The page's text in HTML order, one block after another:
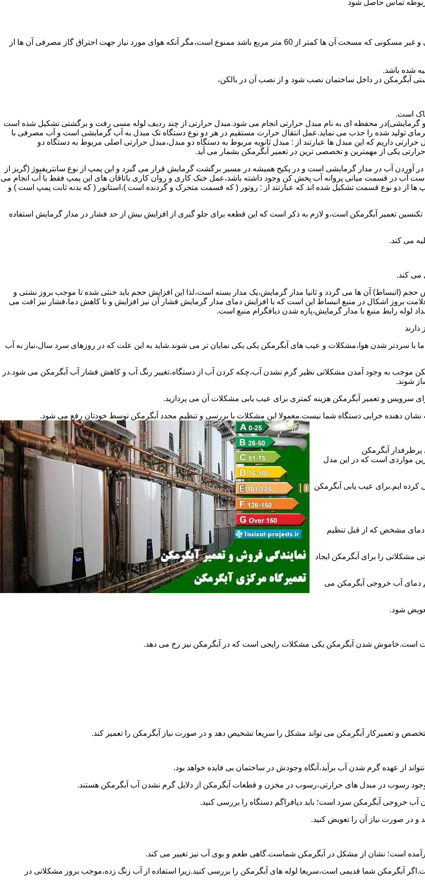
تماس حاصل شود
نصب وسایل گاز سوز پر مصرف مانند آبگرمکن در واحدهای مسکونی و غیر مسکونی که مسحت آن ها کمتر از 60 متر مربع باشد ممنوع است،مگر آنکه هوای مورد نیاز جهت احتراق گاز مصرفی آن ها از
آبگرمکن در داخل ساختمان نصب شود و از نصب آن در بالکن،
است.
محفظه ای به نام مبدل حرارتی انجام می شود.مبدل حرارتی از چند ردیف لوله مسی رفت و برگشتی تشکیل شده است
تولید شده را جذب می نماید.عمل انتقال حرارت مستقیم در هر دو نوع دستگاه تک مبدل به آب گرمایشی است و آب مصرفی با
داریم که این مبدل ها عبارتند از : مبدل ثانویه مربوط به دستگاه دو مبدل،مبدل حرارتی اصلی مربوط به دستگاه دو
یکی از مهمترین و تخصصی ترین در تعمیر آبگرمکن بشمار می آید.
آوردن آب در مدار گرمایشی است و در پکیج همیشه در مسیر برگشت گرمایش قرار می گیرد و این پمپ از نوع سانتریفیوژ (گریز از
نوع پمپ لازم است آب در قسمت میانی پروانه آب پخش کن وجود داشته باشد،عمل خنک کاری و روان کاری یاتاقان های این پمپ فقط با آب انجام می
ها از دو نوع قسمت تشکیل شده اند که عبارتند از : روتور ( که قسمت متحرک و گردنده است )،استاتور ( که بدنه ثابت پمپ است ) و
تکنسین تعمیر آبگرمکن است،و لازم به ذکر است که این قطعه برای جلو گیری از افزایش بیش از حد فشار در مدار گرمایش استفاده
می کند.
حجم (اتبساط) آن ها می گردد و ثانیا مدار گرمایش،یک مدار بسته است،لذا این افزایش حجم باید خنثی شده تا موجب بروز نشتی و
بروز اشکال در منبع انبساط این است که با افزایش دمای مدار گرمایش فشار آن نیز افزایش و با کاهش دما،فشار نیز افت می
لوله رابط منبع با مدار گرمایش،پاره شدن دیافگرام منبع است.
با سردتر شدن هوا،مشکلات و عیب های آبگرمکن یکی یکی نمایان تر می شوند.شاید به این علت که در روزهای سرد سال،نیاز به آب
موجب به وجود آمدن مشکلاتی نظیر گرم نشدن آب،چکه کردن آب از دستگاه،تغییر رنگ آب و کاهش فشار آب آبگرمکن می شود.در
شوند.
سرویس و تعمیر آبگرمکن هزینه کمتری برای عیب یابی مشکلات آن می پردازید.
دهنده خرابی دستگاه شما نیست.معمولا این مشکلات با بررسی و تنظیم مجدد آبگرمکن توسط خودتان رفع می شود.
پرطرفدار آبگرمکن
مواردی است که در این مدل
ایم.برای عیب یابی آبگرمکن
دمای مشخص که از قبل تنظیم
مشکلاتی را برای آبگرمکن ایجاد
دمای آب خروجی آبگرمکن می
شود.
است.خاموش شدن آبگرمکن یکی مشکلات رایجی است که در آبگرمکن نیز رخ می دهد.
و تعمیرکار آبگرمکن می تواند مشکل را سریعا تشخیص دهد و در صورت نیاز آبگرمکن را تعمیر کند.
از عهده گرم شدن آب برآید،آنگاه وجودش در ساختمان بی فایده خواهد بود.
رسوب در مبدل های حرارتی،رسوب در مخزن و قطعات آبگرمکن از دلایل گرم نشدن آب آبگرمکن هستند.
خروجی آبگرمکن سرد است؛ باید دیافراگم دستگاه را بررسی کنید.
و در صورت نیاز آن را تعویض کنید.
است؛ نشان از مشکل در آبگرمکن شماست.گاهی طعم و بوی آب نیز تغییر می کند.
آبگرمکن شما قدیمی است،سریعا لوله های آبگرمکن را بررسی کنید.زیرا استفاده از آب زنگ زده،موجب بروز مشکلاتی در